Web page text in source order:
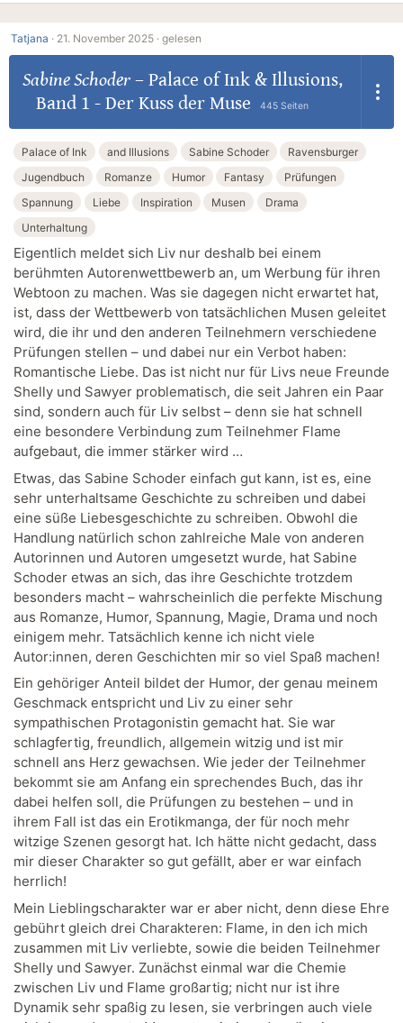
Tatjana · 21. November 2025 · gelesen
Sabine Schoder– Palace of Ink & Illusions,
Band 1 - Der Kuss der Muse
445 Seiten
Palace of Ink and Illusions Sabine Schoder
Ravensburger
Jugendbuch
Romanze Humor Fantasy
Prüfungen
Spannung
Liebe Inspiration Musen
Drama
Unterhaltung
Eigentlich meldet sich Liv nur deshalb bei einem
berühmten Autorenwettbewerb an, um Werbung für ihren
Webtoon zu machen. Was sie dagegen nicht erwartet hat,
ist, dass der Wettbewerb von tatsächlichen Musen geleitet
wird, die ihr und den anderen Teilnehmern verschiedene
Prüfungen stellen – und dabei nur ein Verbot haben:
Romantische Liebe. Das ist nicht nur für Livs neue Freunde
Shelly und Sawyer problematisch, die seit Jahren ein Paar
sind, sondern auch für Liv selbst – denn sie hat schnell
eine besondere Verbindung zum Teilnehmer Flame
aufgebaut, die immer stärker wird …
Etwas, das Sabine Schoder einfach gut kann, ist es, eine
sehr unterhaltsame Geschichte zu schreiben und dabei
eine süße Liebesgeschichte zu schreiben. Obwohl die
Handlung natürlich schon zahlreiche Male von anderen
Autorinnen und Autoren umgesetzt wurde, hat Sabine
Schoder etwas an sich, das ihre Geschichte trotzdem
besonders macht – wahrscheinlich die perfekte Mischung
aus Romanze, Humor, Spannung, Magie, Drama und noch
einigem mehr. Tatsächlich kenne ich nicht viele
Autor:innen, deren Geschichten mir so viel Spaß machen!
Ein gehöriger Anteil bildet der Humor, der genau meinem
Geschmack entspricht und Liv zu einer sehr
sympathischen Protagonistin gemacht hat. Sie war
schlagfertig, freundlich, allgemein witzig und ist mir
schnell ans Herz gewachsen. Wie jeder der Teilnehmer
bekommt sie am Anfang ein sprechendes Buch, das ihr
dabei helfen soll, die Prüfungen zu bestehen – und in
ihrem Fall ist das ein Erotikmanga, der für noch mehr
witzige Szenen gesorgt hat. Ich hätte nicht gedacht, dass
mir dieser Charakter so gut gefällt, aber er war einfach
herrlich!
Mein Lieblingscharakter war er aber nicht, denn diese Ehre
gebührt gleich drei Charakteren: Flame, in den ich mich
zusammen mit Liv verliebte, sowie die beiden Teilnehmer
Shelly und Sawyer. Zunächst einmal war die Chemie
zwischen Liv und Flame großartig; nicht nur ist ihre
Dynamik sehr spaßig zu lesen, sie verbringen auch viele